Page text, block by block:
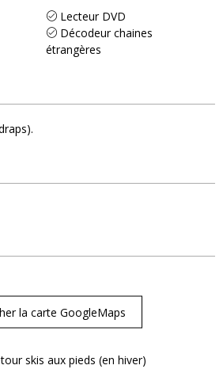
Lecteur DVD
Décodeur chaines
étrangères
la carte GoogleMaps
skis aux pieds (en hiver)